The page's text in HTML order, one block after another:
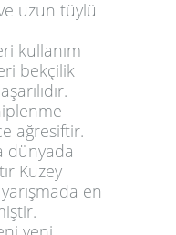
uzun tüylü
kullanım
bekçilik
ağresiftir.
dünyada
Kuzey
en